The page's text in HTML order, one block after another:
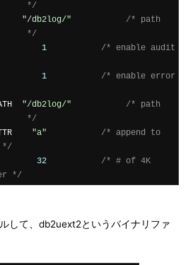
*/
"/db2log/"
/* path
*/
1
/* enable audit
1
/* enable error
"/db2log/"
/* path
*/
"a"
/* append to
32
/* # of 4K
*/
して、db2uext2というバイナリファ